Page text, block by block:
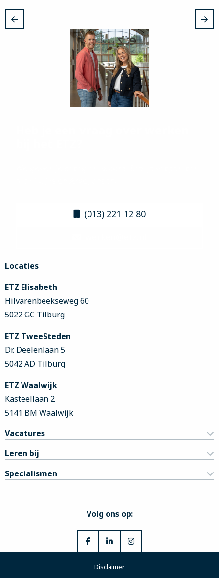
(013) 221 12 80
Site
footer
Locaties
ETZ Elisabeth
Hilvarenbeekseweg 60
5022 GC Tilburg
ETZ TweeSteden
Dr. Deelenlaan 5
5042 AD Tilburg
ETZ Waalwijk
Kasteellaan 2
5141 BM Waalwijk
Vacatures
Leren bij
Specialismen
Volg ons op:
Ga
Facebook
Ga
LinkedIn
Ga
Disclaimer